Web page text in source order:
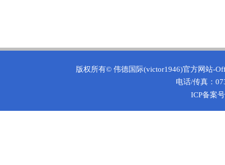
版权所有© 伟德国际(victor1946)官方网站-
电话/传真：
ICP备案